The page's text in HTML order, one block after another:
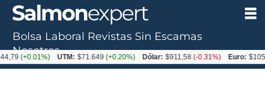
Bolsa Laboral Revistas Sin Escamas
Nosotros
UTM: $71.649 (+0.20%) Dólar: $911,58(-0.31%) Euro: $1053,36(-